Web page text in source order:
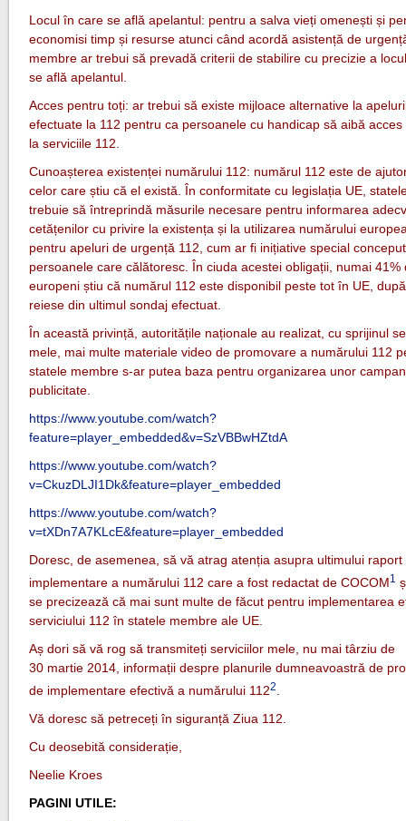
Locul în care se află apelantul: pentru a salva vieți omenești și
economisi timp și resurse atunci când acordă asistență de
membre ar trebui să prevadă criterii de stabilire cu precizie a
se află apelantul.
Acces pentru toți: ar trebui să existe mijloace alternative la
efectuate la 112 pentru ca persoanele cu handicap să aibă
la serviciile 112.
Cunoașterea existenței numărului 112: numărul 112 este de
celor care știu că el există. În conformitate cu legislația UE,
trebuie să întreprindă măsurile necesare pentru informarea
cetățenilor cu privire la existența și la utilizarea numărului
pentru apeluri de urgență 112, cum ar fi inițiative special
persoanele care călătoresc. În ciuda acestei obligații, numai 41%
europeni știu că numărul 112 este disponibil peste tot în UE,
reiese din ultimul sondaj efectuat.
În această privință, autoritățile naționale au realizat, cu sprijinul
mele, mai multe materiale video de promovare a numărului 112
statele membre s-ar putea baza pentru organizarea unor
publicitate.
https://www.youtube.com/watch?
feature=player_embedded&v=SzVBBwHZtdA
https://www.youtube.com/watch?
v=CkuzDLJI1Dk&feature=player_embedded
https://www.youtube.com/watch?
v=tXDn7A7KLcE&feature=player_embedded
Doresc, de asemenea, să vă atrag atenția asupra ultimului raport
implementare a numărului 112 care a fost redactat de COCOM1
se precizează că mai sunt multe de făcut pentru implementarea
serviciului 112 în statele membre ale UE.
Aș dori să vă rog să transmiteți serviciilor mele, nu mai târziu de
30 martie 2014, informații despre planurile dumneavoastră de
de implementare efectivă a numărului 1122
Vă doresc să petreceți în siguranță Ziua 112.
Cu deosebită considerație,
Neelie Kroes
PAGINI UTILE: